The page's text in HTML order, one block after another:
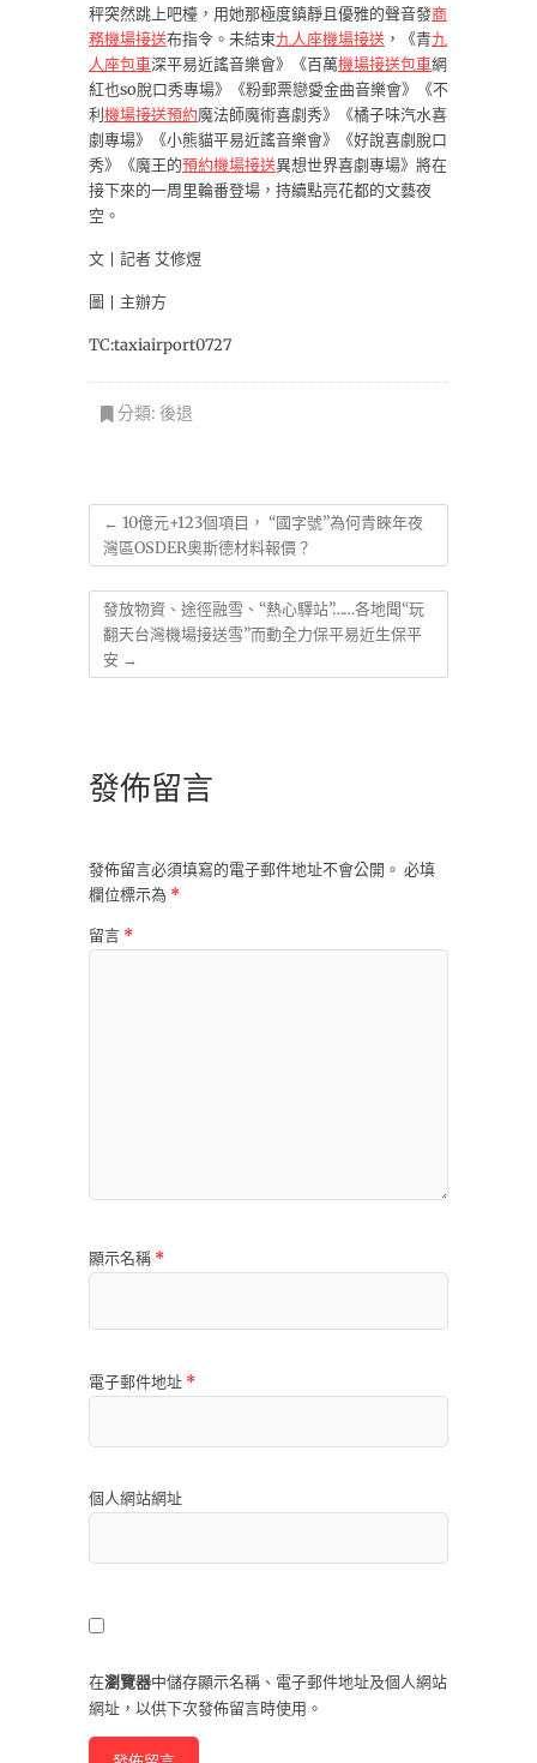
秤突然跳上吧檯，用她那極度鎮靜且優雅的聲音發商
務機場接送布指令。未結束九人座機場接送 ，《青九
人座包車深平易近謠音樂會》《百萬機場接送包車網
紅也so脫口秀專場》《粉郵票戀愛金曲音樂會》《不
利機場接送預約魔法師魔術喜劇秀》《橘子味汽水喜
劇專場》《小熊貓平易近謠音樂會》《好說喜劇脫口
秀》《魔王的預約機場接送異想世界喜劇專場》將在
接下來的一周里輪番登場，持續點亮花都的文藝夜
空。
文丨記者 艾修煜
圖丨主辦方
TC:taxiairport0727
分類: 後退
← 10億元+123個項目， “國字號”為何青睞年夜
灣區OSDER奧斯德材料報價？
發放物資、途徑融雪、“熱心驛站”……各地聞“玩
翻天台灣機場接送雪”而動全力保平易近生保平
安 →
發佈留言
發佈留言必須填寫的電子郵件地址不會公開。 必填
欄位標示為 *
留言 *
顯示名稱 *
電子郵件地址 *
個人網站網址
在瀏覽器中儲存顯示名稱、電子郵件地址及個人網站
網址，以供下次發佈留言時使用。